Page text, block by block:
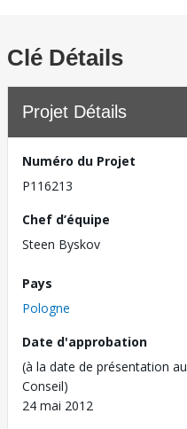
Clé Détails
Projet Détails
Numéro du Projet
P116213
Chef d’équipe
Steen Byskov
Pays
Pologne
Date d'approbation
(à la date de présentation au
Conseil)
24 mai 2012